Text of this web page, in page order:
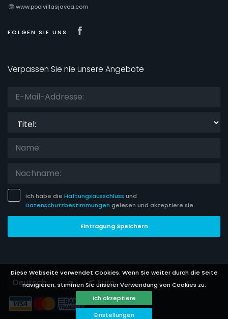
Diese Webseite verwendet Cookies. Wenn Sie weiter durch die Seite
navigieren, stimmen Sie unserer Verwendung von Cookies zu.
Ich akzeptiere
Einstellungen
www.poolvillasjavea.com
FOLGEN SIE UNS
Verpassen Sie nie unsere Angebote
Ich habe die Haftungsausschluss und
Datenschutzbestimmungen gelesen und akzeptiere sie.
Eintragung Speichern
Languages Currencies